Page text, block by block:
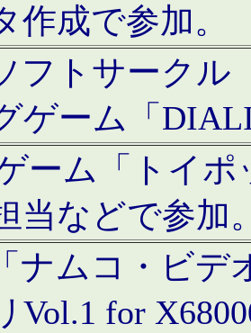
作成で参加。
フトサークル
ゲーム「
ーム「トイ
当などで参加
ナムコ・ビデ
Vol.1 for